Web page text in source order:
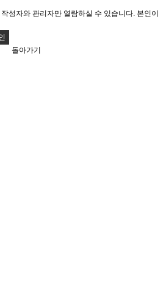
작성자와 관리자만 열람하실 수 있습니다. 본인이
돌아가기